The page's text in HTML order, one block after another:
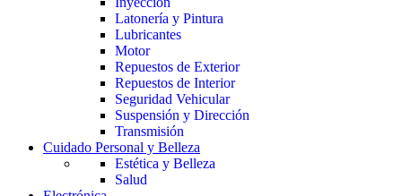
Latonería y Pintura
Lubricantes
Motor
Repuestos de Exterior
Repuestos de Interior
Seguridad Vehicular
Suspensión y Dirección
Transmisión
Cuidado Personal y Belleza
Estética y Belleza
Salud